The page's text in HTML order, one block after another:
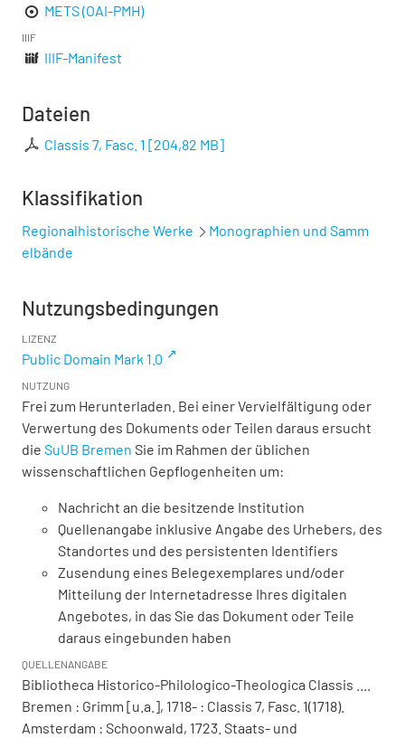
METS (OAI-PMH)
IIIF
IIIF-Manifest
Dateien
Classis 7, Fasc. 1 [204,82 MB]
Klassifikation
Regionalhistorische Werke
Monographien und Samm
elbände
Nutzungsbedingungen
LIZENZ
Public Domain Mark 1.0
NUTZUNG
Frei zum Herunterladen. Bei einer Vervielfältigung oder
Verwertung des Dokuments oder Teilen daraus ersucht
die SuUB Bremen Sie im Rahmen der üblichen
wissenschaftlichen Gepflogenheiten um:
Nachricht an die besitzende Institution
Quellenangabe inklusive Angabe des Urhebers, des
Standortes und des persistenten Identifiers
Zusendung eines Belegexemplares und/oder
Mitteilung der Internetadresse Ihres digitalen
Angebotes, in das Sie das Dokument oder Teile
daraus eingebunden haben
QUELLENANGABE
Bibliotheca Historico-Philologico-Theologica Classis ....
Bremen : Grimm [u.a.], 1718- : Classis 7, Fasc. 1(1718).
Amsterdam : Schoonwald, 1723. Staats- und